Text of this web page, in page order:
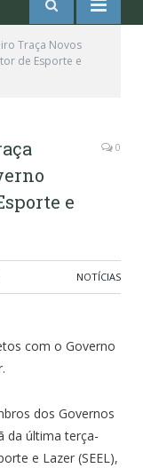
Traça Novos
de Esporte e
e
0
NOTÍCIAS
com o Governo
dos Governos
da última terça-
e Lazer (SEEL),